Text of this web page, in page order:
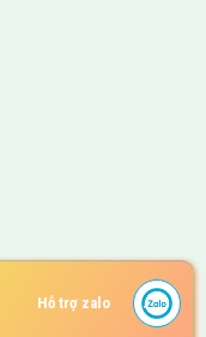
Hỗ trợ zalo